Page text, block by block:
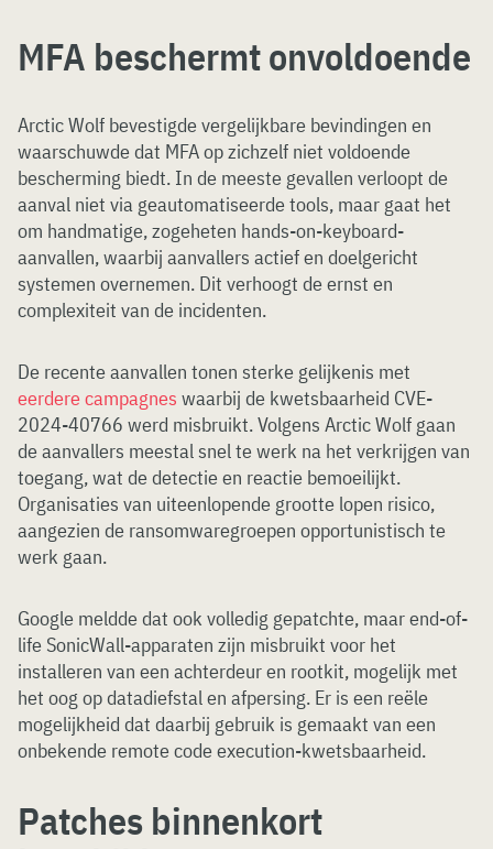
MFA beschermt onvoldoende
Arctic Wolf bevestigde vergelijkbare bevindingen en
waarschuwde dat MFA op zichzelf niet voldoende
bescherming biedt. In de meeste gevallen verloopt de
aanval niet via geautomatiseerde tools, maar gaat het
om handmatige, zogeheten hands-on-keyboard-
aanvallen, waarbij aanvallers actief en doelgericht
systemen overnemen. Dit verhoogt de ernst en
complexiteit van de incidenten.
De recente aanvallen tonen sterke gelijkenis met
eerdere campagnes waarbij de kwetsbaarheid CVE-
2024-40766 werd misbruikt. Volgens Arctic Wolf gaan
de aanvallers meestal snel te werk na het verkrijgen van
toegang, wat de detectie en reactie bemoeilijkt.
Organisaties van uiteenlopende grootte lopen risico,
aangezien de ransomwaregroepen opportunistisch te
werk gaan.
Google meldde dat ook volledig gepatchte, maar end-of-
life SonicWall-apparaten zijn misbruikt voor het
installeren van een achterdeur en rootkit, mogelijk met
het oog op datadiefstal en afpersing. Er is een reële
mogelijkheid dat daarbij gebruik is gemaakt van een
onbekende remote code execution-kwetsbaarheid.
Patches binnenkort